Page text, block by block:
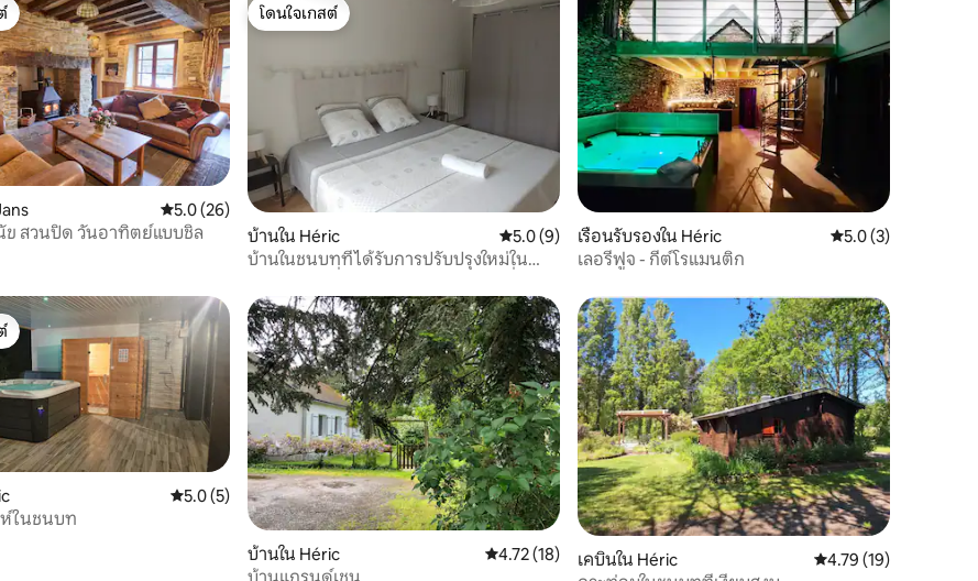
รีวิว คะแนนเฉลี่ย 5.0 จาก 5, 26 รีวิว
5.0 (26)
ข สวนปิด วันอาทิตย์แบบชิล
โดนใจเกสต์
โดนใจเกสต์
บ้านใน Héric คะแนนเฉลี่ย 5.0 จาก 5, 9 รีวิว
5.0 (9)
บ้านในชนบทที่ได้รับการปรับปรุงใหม่ใน
เรือนรับรองใน Héric คะแนนเฉลี่ย 5.0 จา
5.0 (3)
เลอรีฟูจ - กีต์โรแมนติก
รีวิว
คะแนนเฉลี่ย 5.0 จาก 5, 5 รีวิว
5.0 (5)
ในชนบท
บ้านใน Héric
คะแนนเฉลี่ย 4.72 จาก 5, 18 รีวิว
4.72 (18)
เคบินใน Héric คะแนนเฉลี่ย 4.79 จาก
4.79 (19)